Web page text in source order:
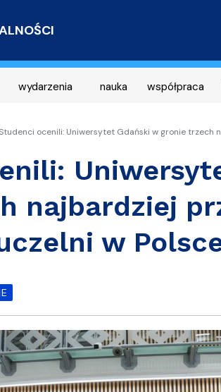
wydarzenia nauka współpraca
ocenili: Uniwersytet Gdański w gronie trzech
najbardziej
w